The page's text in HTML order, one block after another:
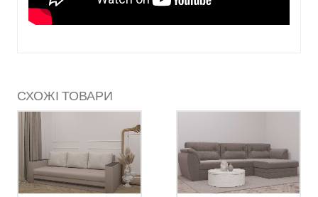
СХОЖІ ТОВАРИ